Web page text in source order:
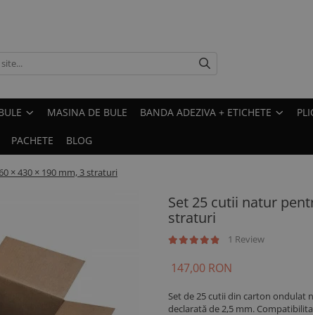
MASINA DE BULE BANDA ADEZIVA + ETICHETE
PACHETE BLOG
× 430 × 190 mm, 3 straturi
Set 25 cutii natur
straturi
1 Review
147,00 RON
Set de 25 cutii din carton ondulat
declarată de 2,5 mm.